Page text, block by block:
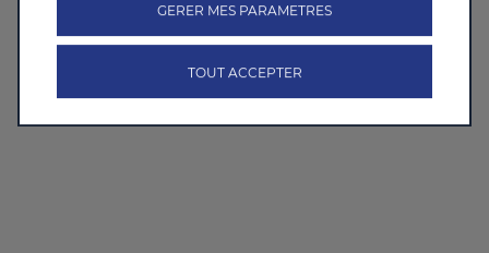
GERER MES PARAMETRES
TOUT ACCEPTER